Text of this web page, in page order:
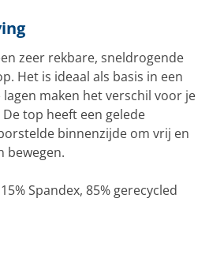
zeer rekbare, sneldrogende
Het is ideaal als basis in een
maken het verschil voor je
top heeft een gelede
binnenzijde om vrij en
bewegen.
Spandex, 85% gerecycled